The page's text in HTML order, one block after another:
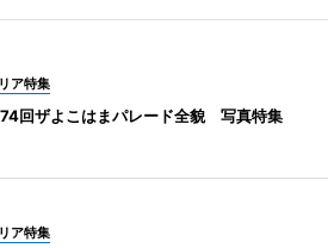
ア特集
回ザよこはまパレード全貌 写真特集
ア特集